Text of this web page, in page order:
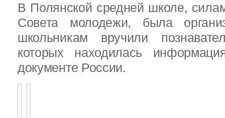
В Полянской средней школе,
Совета молодежи, была
школьникам вручили
которых находилась
документе России.